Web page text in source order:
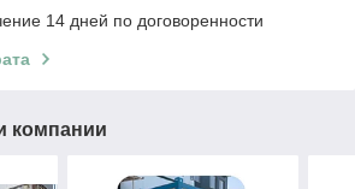
14 дней по договоренности
компании